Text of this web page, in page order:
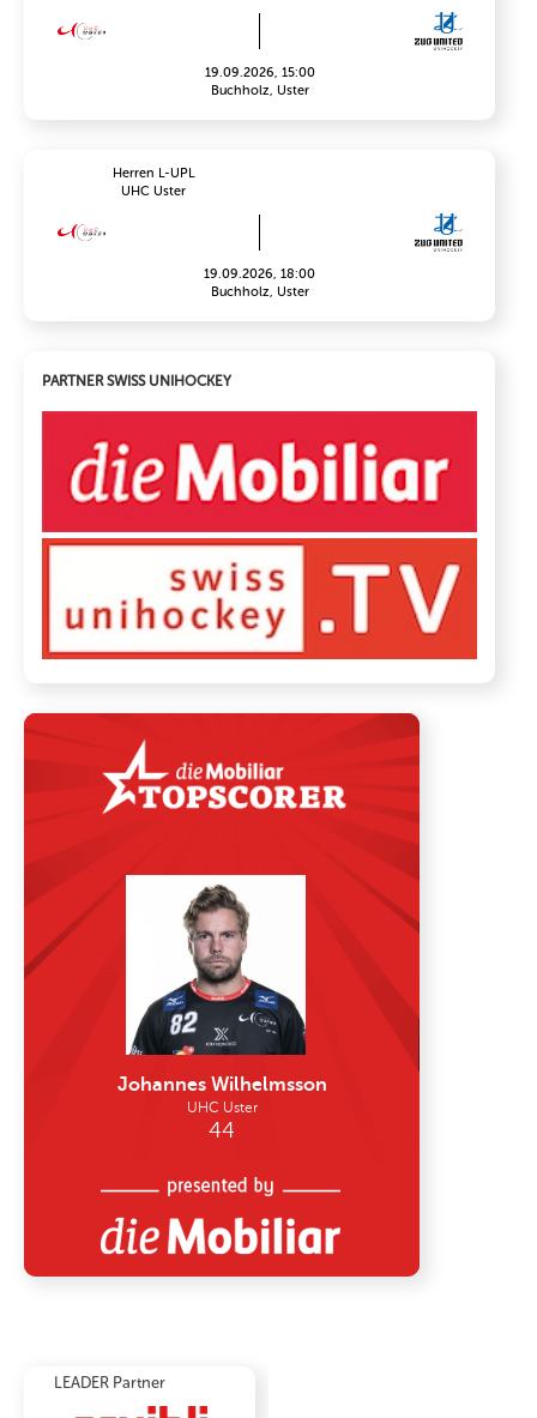
19.09.2026, 15:00
Buchholz, Uster
Herren L-UPL
UHC Uster
19.09.2026, 18:00
Buchholz, Uster
PARTNER SWISS UNIHOCKEY
LEADER Partner